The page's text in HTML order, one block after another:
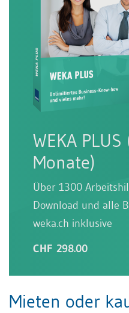
WEKA PLUS
Monate)
Über 1300
Download und alle
weka.ch inklusive
CHF 298.00
Mieten oder